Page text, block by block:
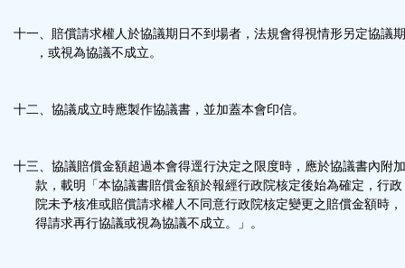
十一、賠償請求權人於協議期日不到場者，法規會得視情形另定協議
，或視為協議不成立。
十二、協議成立時應製作協議書，並加蓋本會印信。
十三、協議賠償金額超過本會得逕行決定之限度時，應於協議書內附
款，載明「本協議書賠償金額於報經行政院核定後始為確定，行政
院未予核准或賠償請求權人不同意行政院核定變更之賠償金額時，
得請求再行協議或視為協議不成立。」。